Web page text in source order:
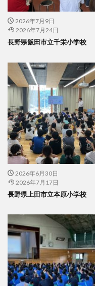
2026年7月9日
2026年7月24日
長野県飯田市立千栄小学校
2026年6月30日
2026年7月17日
長野県上田市立本原小学校